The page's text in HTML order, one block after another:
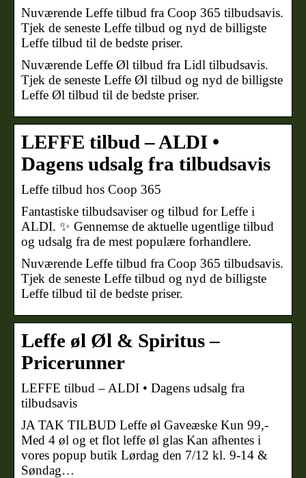
Nuværende Leffe tilbud fra Coop 365 tilbudsavis.
Tjek de seneste Leffe tilbud og nyd de billigste
Leffe tilbud til de bedste priser.
Nuværende Leffe Øl tilbud fra Lidl tilbudsavis.
Tjek de seneste Leffe Øl tilbud og nyd de billigste
Leffe Øl tilbud til de bedste priser.
LEFFE tilbud – ALDI •
Dagens udsalg fra tilbudsavis
Leffe tilbud hos Coop 365
Fantastiske tilbudsaviser og tilbud for Leffe i
ALDI. ✨ Gennemse de aktuelle ugentlige tilbud
og udsalg fra de mest populære forhandlere.
Nuværende Leffe tilbud fra Coop 365 tilbudsavis.
Tjek de seneste Leffe tilbud og nyd de billigste
Leffe tilbud til de bedste priser.
Leffe øl Øl & Spiritus –
Pricerunner
LEFFE tilbud – ALDI • Dagens udsalg fra
tilbudsavis
JA TAK TILBUD Leffe øl Gaveæske Kun 99,-
Med 4 øl og et flot leffe øl glas Kan afhentes i
vores popup butik Lørdag den 7/12 kl. 9-14 &
Søndag…